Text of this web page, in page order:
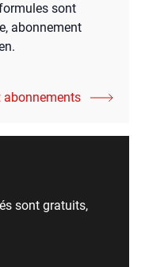
sont
abonnement
abonnements
sont gratuits,